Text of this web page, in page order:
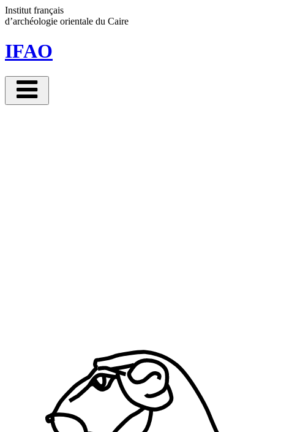
Institut français
d’archéologie orientale du Caire
IFAO
Panneau de gestion des cookies